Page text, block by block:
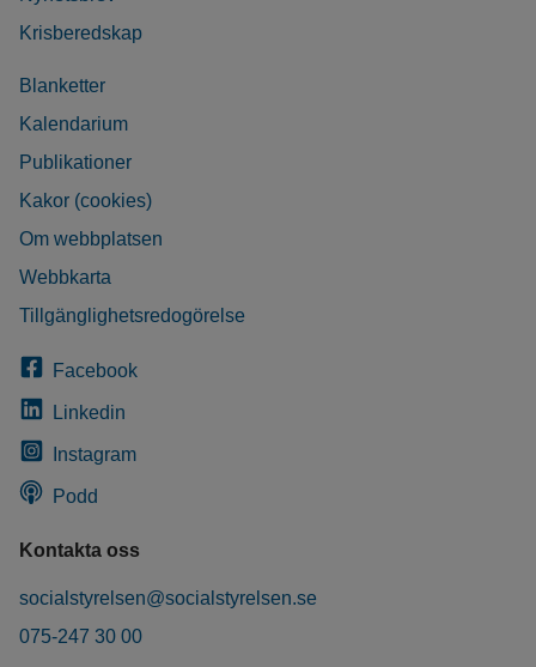
Krisberedskap
Blanketter
Kalendarium
Publikationer
Kakor (cookies)
Om webbplatsen
Webbkarta
Tillgänglighetsredogörelse
Facebook
Linkedin
Instagram
Podd
Kontakta oss
socialstyrelsen@socialstyrelsen.se
075-247 30 00